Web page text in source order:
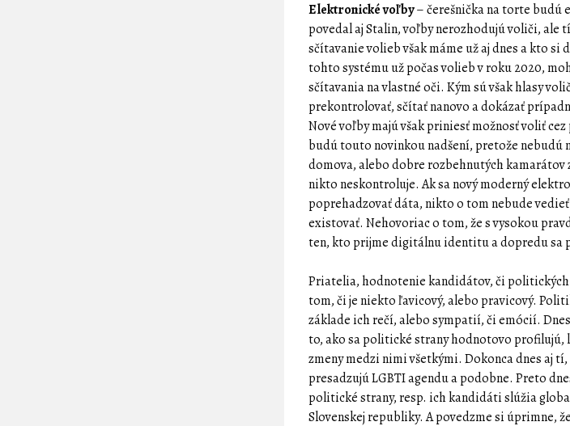
Elektronické voľby– čerešnička na torte budú
povedal aj Stalin, voľby nerozhodujú voliči, ale
sčítavanie volieb však máme už aj dnes a kto si
tohto systému už počas volieb v roku 2020,
sčítavania na vlastné oči. Kým sú však hlasy
prekontrolovať, sčítať nanovo a dokázať
Nové voľby majú však priniesť možnosť voliť
budú touto novinkou nadšení, pretože nebudú
domova, alebo dobre rozbehnutých
nikto neskontroluje. Ak sa nový moderný
poprehadzovať dáta, nikto o tom nebude
existovať. Nehovoriac o tom, že s vysokou
ten, kto prijme digitálnu identitu a dopredu sa
Priatelia, hodnotenie kandidátov, či politických
tom, či je niekto ľavicový, alebo pravicový.
základe ich rečí, alebo sympatií, či emócií.
to, ako sa politické strany hodnotovo profilujú,
zmeny medzi nimi všetkými. Dokonca dnes aj
presadzujú LGBTI agendu a podobne. Preto
politické strany, resp. ich kandidáti slúžia
Slovenskej republiky. A povedzme si úprimne,